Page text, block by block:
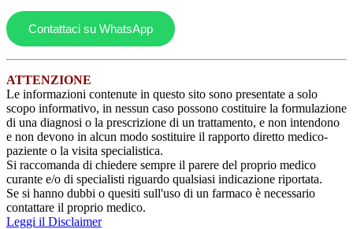
Contattaci su WhatsApp
ATTENZIONE
Le informazioni contenute in questo sito sono presentate a solo
scopo informativo, in nessun caso possono costituire la formulazione
di una diagnosi o la prescrizione di un trattamento, e non intendono
e non devono in alcun modo sostituire il rapporto diretto medico-
paziente o la visita specialistica.
Si raccomanda di chiedere sempre il parere del proprio medico
curante e/o di specialisti riguardo qualsiasi indicazione riportata.
Se si hanno dubbi o quesiti sull'uso di un farmaco è necessario
contattare il proprio medico.
Leggi il Disclaimer